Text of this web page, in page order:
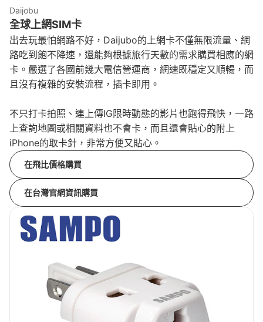
Daijobu
全球上網SIM卡
出去玩最怕網路不好，Daijubo的上網卡不僅無限流量、網
路吃到飽不降速，還能夠根據旅行天數的需求購買相應的網
卡。嚴選了各國前幾大電信營運商，網速既穩定又順暢，而
且沒有複雜的安裝流程，插卡即用。
不只打卡拍照、連上傳IG限時動態的影片也跑得飛快，一路
上查詢地圖或相關資料也不會卡，而且還會貼心的附上
iPhone的取卡針，非常方便又貼心。
在飛比價格購買
在台灣官網資訊購買